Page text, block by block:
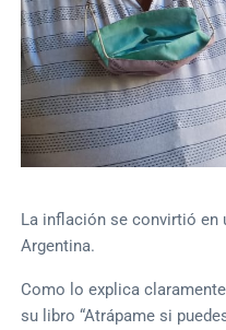
La inflación se convirtió en
Argentina.
Como lo explica
su libro “Atrápame si